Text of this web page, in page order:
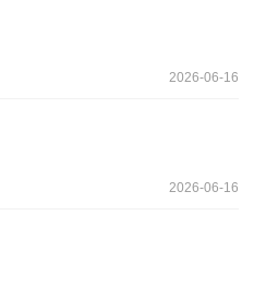
2026-06-16
2026-06-16